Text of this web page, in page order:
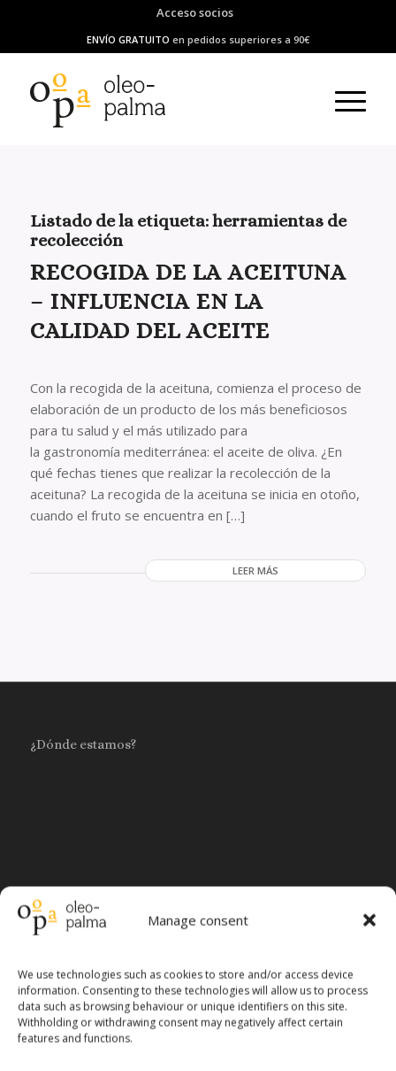
Manage consent
We use technologies such as cookies to store and/or access device
information. Consenting to these technologies will allow us to process
data such as browsing behaviour or unique identifiers on this site.
Withholding or withdrawing consent may negatively affect certain
features and functions.
Acceso socios
ENVÍO GRATUITO en pedidos superiores a 90€
Listado de la etiqueta:herramientas de
recolección
RECOGIDA DE LA ACEITUNA
– INFLUENCIA EN LA
CALIDAD DEL ACEITE
Con la recogida de la aceituna, comienza el proceso de
elaboración de un producto de los más beneficiosos
para tu salud y el más utilizado para
la gastronomía mediterránea: el aceite de oliva. ¿En
qué fechas tienes que realizar la recolección de la
aceituna? La recogida de la aceituna se inicia en otoño,
cuando el fruto se encuentra en […]
LEER MÁS
¿Dónde estamos?